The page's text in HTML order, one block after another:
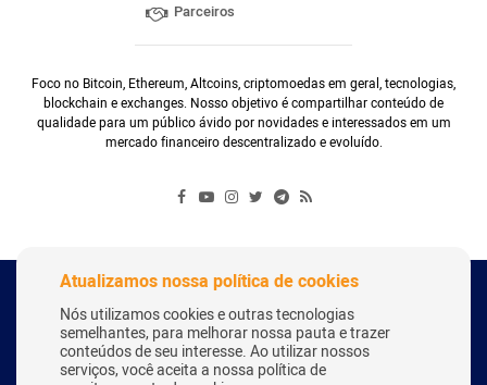
Parceiros
Foco no Bitcoin, Ethereum, Altcoins, criptomoedas em geral, tecnologias,
blockchain e exchanges. Nosso objetivo é compartilhar conteúdo de
qualidade para um público ávido por novidades e interessados em um
mercado financeiro descentralizado e evoluído.
Copyright Webitcoin 2018 - Todos os Direitos Reservados
Desenvolvido por: Herick Correa
Atualizamos nossa política de cookies
Nós utilizamos cookies e outras tecnologias
semelhantes, para melhorar nossa pauta e trazer
conteúdos de seu interesse. Ao utilizar nossos
serviços, você aceita a nossa política de